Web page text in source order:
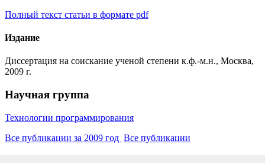
Полный текст статьи в формате pdf
Издание
Диссертация на соискание ученой степени к.ф.-м.н., Москва,
2009 г.
Научная группа
Технологии программирования
Все публикации за 2009 год Все публикации